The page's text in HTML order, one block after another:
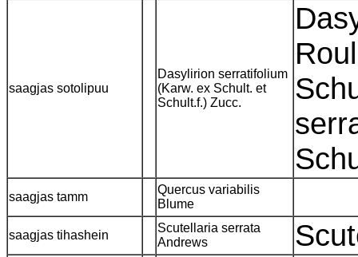
saagjas sotolipuu
Dasylirion serratifolium
(Karw. ex Schult. et
Schult.f.) Zucc.
saagjas tamm
Quercus variabilis
Blume
saagjas tihashein
Scutellaria serrata
Andrews